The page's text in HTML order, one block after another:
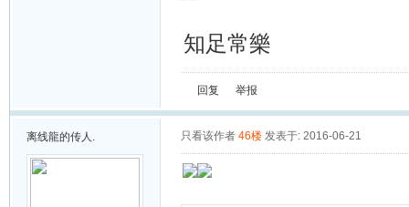
知足常樂
回复 举报
离线龍的传人. 只看该作者 46楼 发表于: 2016-06-21